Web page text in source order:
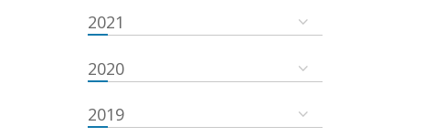
2021
2020
2019